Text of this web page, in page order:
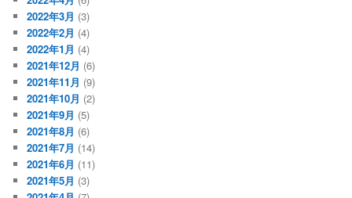
2022年3月 (3)
2022年2月 (4)
2022年1月 (4)
2021年12月 (6)
2021年11月 (9)
2021年10月 (2)
2021年9月 (5)
2021年8月 (6)
2021年7月 (14)
2021年6月 (11)
2021年5月 (3)